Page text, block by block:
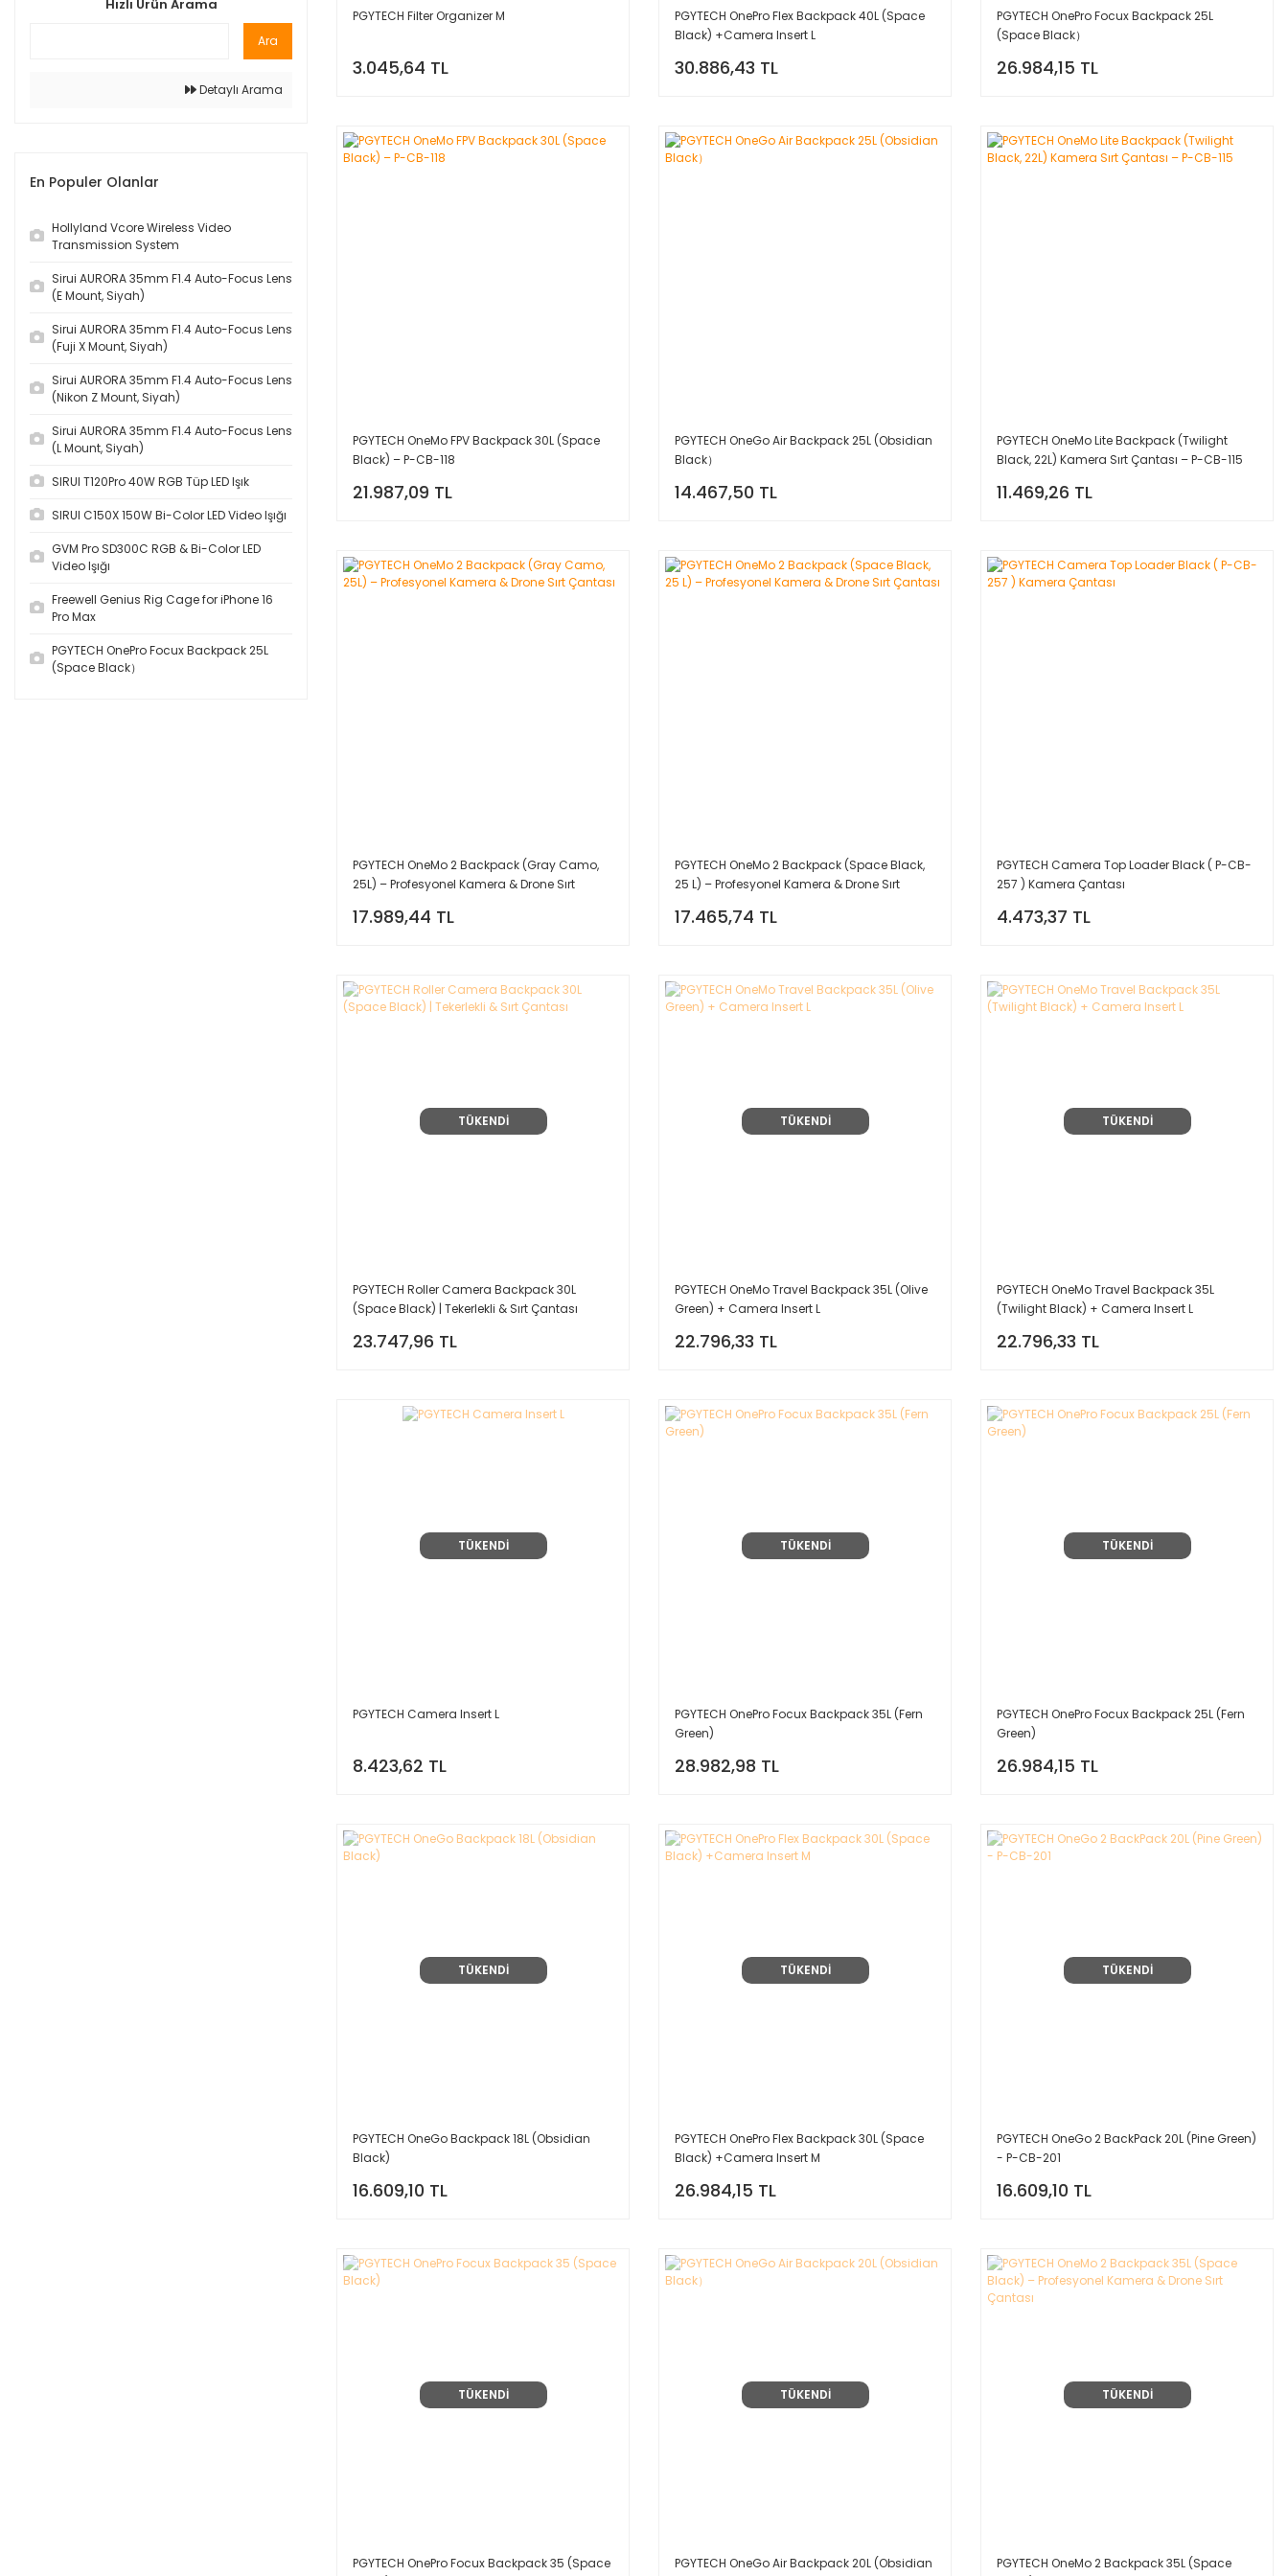
Hızlı Ürün Arama
Ara
Detaylı Arama
En Populer Olanlar
Hollyland Vcore Wireless Video
Transmission System
Sirui AURORA 35mm F1.4 Auto-Focus Lens
(E Mount, Siyah)
Sirui AURORA 35mm F1.4 Auto-Focus Lens
(Fuji X Mount, Siyah)
Sirui AURORA 35mm F1.4 Auto-Focus Lens
(Nikon Z Mount, Siyah)
Sirui AURORA 35mm F1.4 Auto-Focus Lens
(L Mount, Siyah)
SIRUI T120Pro 40W RGB Tüp LED Işık
SIRUI C150X 150W Bi-Color LED Video Işığı
GVM Pro SD300C RGB & Bi-Color LED
Video Işığı
Freewell Genius Rig Cage for iPhone 16
Pro Max
PGYTECH OnePro Focux Backpack 25L
(Space Black）
PGYTECH Filter Organizer M
3.045,64 TL
PGYTECH OnePro Flex Backpack 40L (Space
Black) +Camera Insert L
30.886,43 TL
PGYTECH OnePro Focux Backpack 25L
(Space Black）
26.984,15 TL
PGYTECH OneMo FPV Backpack 30L (Space
Black) – P-CB-118
21.987,09 TL
PGYTECH OneGo Air Backpack 25L (Obsidian
Black）
14.467,50 TL
PGYTECH OneMo Lite Backpack (Twilight
Black, 22L) Kamera Sırt Çantası – P-CB-115
11.469,26 TL
PGYTECH OneMo 2 Backpack (Gray Camo,
25L) – Profesyonel Kamera & Drone Sırt
17.989,44 TL
PGYTECH OneMo 2 Backpack (Space Black,
25 L) – Profesyonel Kamera & Drone Sırt
17.465,74 TL
PGYTECH Camera Top Loader Black ( P-CB-
257 ) Kamera Çantası
4.473,37 TL
TÜKENDİ
PGYTECH Roller Camera Backpack 30L
(Space Black) | Tekerlekli & Sırt Çantası
23.747,96 TL
TÜKENDİ
PGYTECH OneMo Travel Backpack 35L (Olive
Green) + Camera Insert L
22.796,33 TL
TÜKENDİ
PGYTECH OneMo Travel Backpack 35L
(Twilight Black) + Camera Insert L
22.796,33 TL
TÜKENDİ
PGYTECH Camera Insert L
8.423,62 TL
TÜKENDİ
PGYTECH OnePro Focux Backpack 35L (Fern
Green)
28.982,98 TL
TÜKENDİ
PGYTECH OnePro Focux Backpack 25L (Fern
Green)
26.984,15 TL
TÜKENDİ
PGYTECH OneGo Backpack 18L (Obsidian
Black)
16.609,10 TL
TÜKENDİ
PGYTECH OnePro Flex Backpack 30L (Space
Black) +Camera Insert M
26.984,15 TL
TÜKENDİ
PGYTECH OneGo 2 BackPack 20L (Pine Green)
- P-CB-201
16.609,10 TL
TÜKENDİ
PGYTECH OnePro Focux Backpack 35 (Space
TÜKENDİ
PGYTECH OneGo Air Backpack 20L (Obsidian
TÜKENDİ
PGYTECH OneMo 2 Backpack 35L (Space